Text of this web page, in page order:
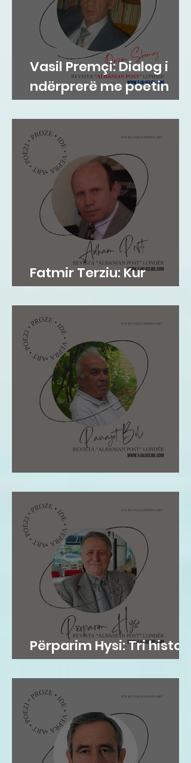
Vasil Premçi: Dialog i
ndërprerë me poetin
Qazim Shemaj
Fatmir Terziu: Kur
mirësia është në gen
Pano Boli: STOLI I POETIT
Përparim Hysi: Tri histori
me lopë